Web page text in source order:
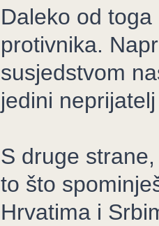
Daleko od
protivnika.
susjedstvom
jedini
S druge
to što
Hrvatima i